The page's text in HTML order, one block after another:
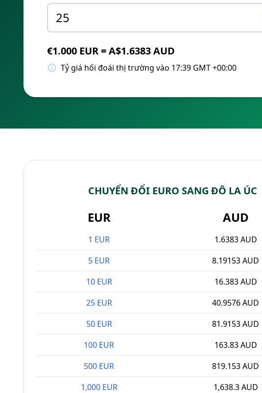
€1.000 EUR = A$1.6383 AUD
Tỷ giá hối đoái thị trường vào 17:39 GMT +00:00
CHUYỂN ĐỔI EURO SANG ĐÔ LA ÚC
EUR AUD
1 EUR
1.6383 AUD
5 EUR
8.19153 AUD
10 EUR
16.383 AUD
25 EUR
40.9576 AUD
50 EUR
81.9153 AUD
100 EUR
163.83 AUD
500 EUR
819.153 AUD
1,000 EUR
1,638.3 AUD